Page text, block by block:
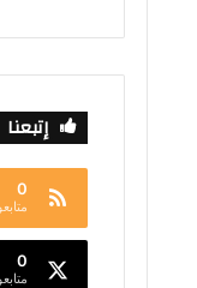
إتبعنا
0
0